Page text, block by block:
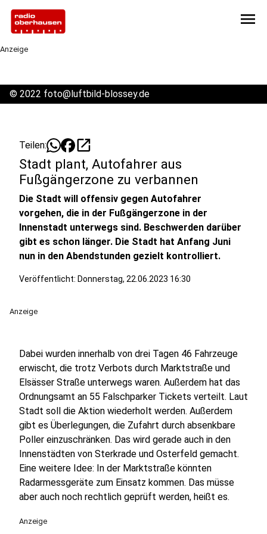
menu
Anzeige
© 2022 foto@luftbild-blossey.de
Teilen: open_in_new
Stadt plant, Autofahrer aus
Fußgängerzone zu verbannen
Die Stadt will offensiv gegen Autofahrer
vorgehen, die in der Fußgängerzone in der
Innenstadt unterwegs sind. Beschwerden darüber
gibt es schon länger. Die Stadt hat Anfang Juni
nun in den Abendstunden gezielt kontrolliert.
Veröffentlicht: Donnerstag, 22.06.2023 16:30
Anzeige
Dabei wurden innerhalb von drei Tagen 46 Fahrzeuge
erwischt, die trotz Verbots durch Marktstraße und
Elsässer Straße unterwegs waren. Außerdem hat das
Ordnungsamt an 55 Falschparker Tickets verteilt. Laut
Stadt soll die Aktion wiederholt werden. Außerdem
gibt es Überlegungen, die Zufahrt durch absenkbare
Poller einzuschränken. Das wird gerade auch in den
Innenstädten von Sterkrade und Osterfeld gemacht.
Eine weitere Idee: In der Marktstraße könnten
Radarmessgeräte zum Einsatz kommen. Das müsse
aber auch noch rechtlich geprüft werden, heißt es.
Anzeige